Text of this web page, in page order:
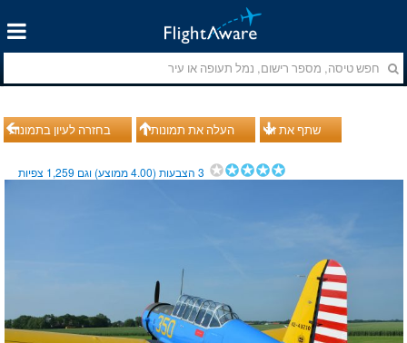
בחזרה לעיון בתמונות העלה את תמונותיך שתף את זה
3הצבעות (4.00ממוצע) וגם 1,259 צפיות